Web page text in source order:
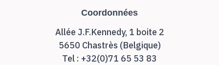
Coordonnées
Allée J.F.Kennedy, 1 boite 2
5650 Chastrès (Belgique)
Tel : +32(0)71 65 53 83